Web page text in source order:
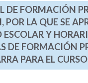
DE FORMACIÓN
LA QUE SE
Y
DE FORMACIÓN
PARA EL